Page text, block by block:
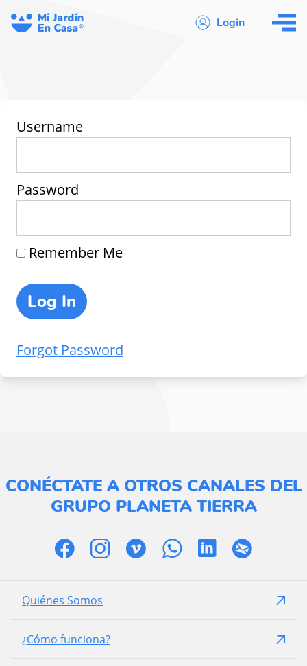
Login
Username
Password
Remember Me
Forgot Password
CONÉCTATE A OTROS CANALES DEL
GRUPO PLANETA TIERRA
Quiénes Somos
¿Cómo funciona?